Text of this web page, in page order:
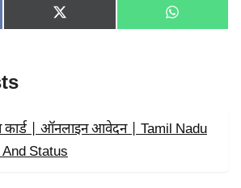
SHARE
ON
X
(
R
SHARE
ON
W
H
कार्ड | ऑनलाइन आवेदन | Tamil Nadu
Status